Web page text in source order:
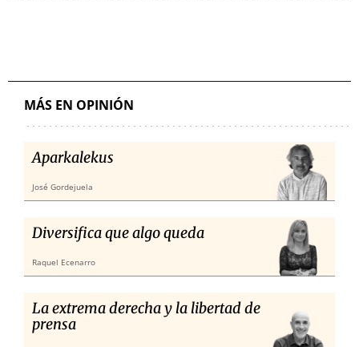
MÁS EN OPINIÓN
Aparkalekus
José Gordejuela
Diversifica que algo queda
Raquel Ecenarro
La extrema derecha y la libertad de
prensa